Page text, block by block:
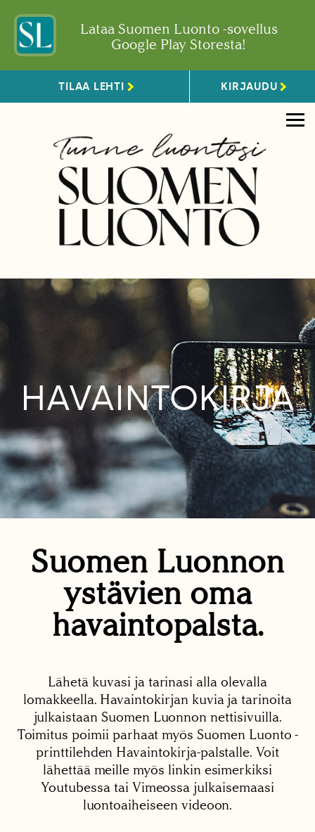
Lataa Suomen Luonto -sovellus
Google Play Storesta!
TILAA LEHTI KIRJAUDU
HAVAINTOKIRJA
Suomen Luonnon
ystävien oma
havaintopalsta.
Lähetä kuvasi ja tarinasi alla olevalla
lomakkeella. Havaintokirjan kuvia ja tarinoita
julkaistaan Suomen Luonnon nettisivuilla.
Toimitus poimii parhaat myös Suomen Luonto -
printtilehden Havaintokirja-palstalle. Voit
lähettää meille myös linkin esimerkiksi
Youtubessa tai Vimeossa julkaisemaasi
luontoaiheiseen videoon.